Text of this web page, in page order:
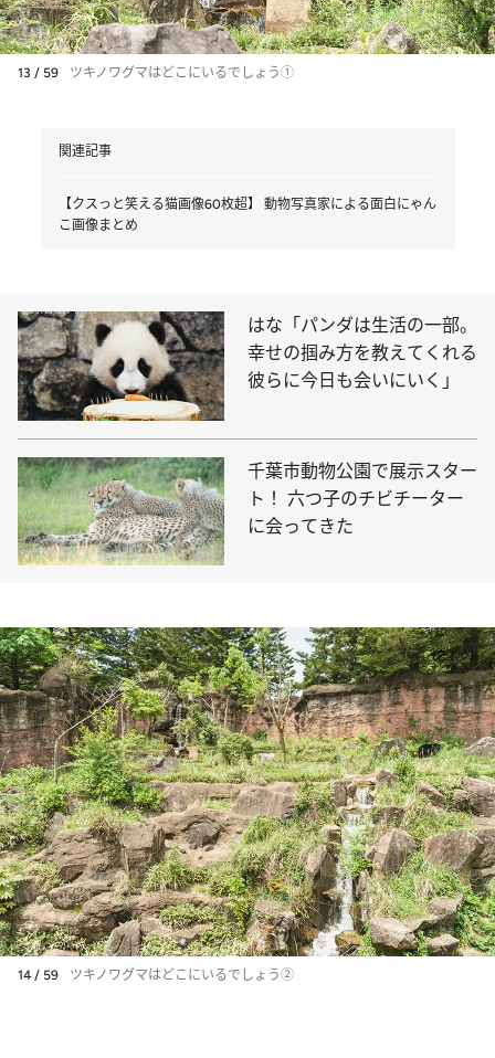
13 / 59 ツキノワグマはどこにいるでしょう①
関連記事
【クスっと笑える猫画像60枚超】 動物写真家による面白にゃん
こ画像まとめ
はな「パンダは生活の一部。
幸せの掴み方を教えてくれる
彼らに今日も会いにいく」
千葉市動物公園で展示スター
ト！ 六つ子のチビチーター
に会ってきた
14 / 59 ツキノワグマはどこにいるでしょう②